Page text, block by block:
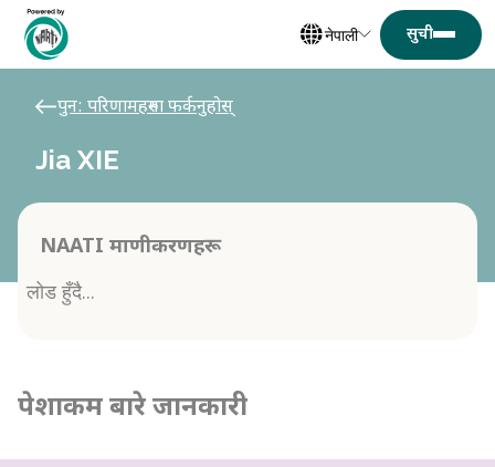
नेपाली
पुन: परिणामहरुमा फर्कनुहोस्
Jia XIE
NAATI प्रमाणीकरणहरू
लोड हुँदै...
पेशाकर्मी बारे जानकारी